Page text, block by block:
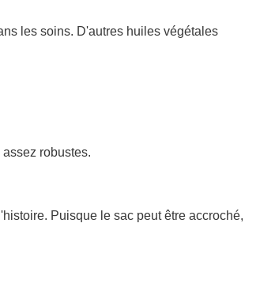
les soins. D'autres huiles végétales
robustes.
Puisque le sac peut être accroché,